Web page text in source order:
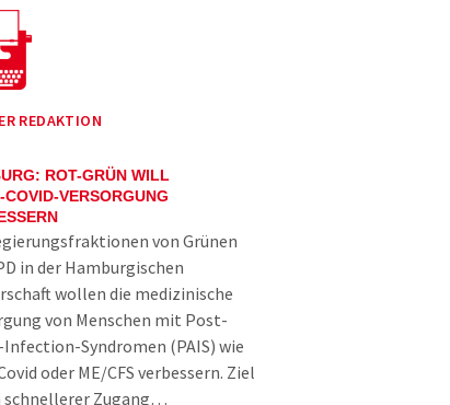
REDAKTION
ROT-GRÜN WILL
COVID-VERSORGUNG
von Grünen
in der Hamburgischen
wollen die medizinische
von Menschen mit Post-
Syndromen (PAIS) wie
oder ME/CFS verbessern. Ziel
schnellerer Zugang…